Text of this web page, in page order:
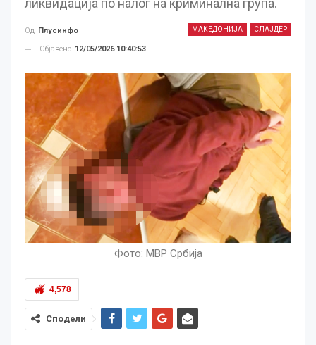
ликвидација по налог на криминална група.
МАКЕДОНИЈА СЛАЈДЕР
Од Плусинфо
Објавено 12/05/2026 10:40:53
Фото: МВР Србија
4,578
Сподели